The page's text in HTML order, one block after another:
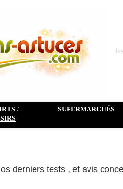
/
SUPERMARCHÉS
derniers tests , et avis